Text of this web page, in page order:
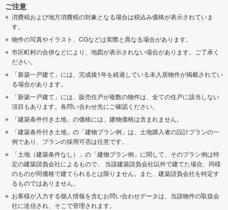
ご注意
消費税および地方消費税の対象となる場合は税込み価格が表示されていま
す。
物件の写真やイラスト、CGなどは実際と異なる場合があります。
市区町村の合併などにより、地図が表示されない場合があります。ご了承く
ださい。
「新築一戸建て」には、完成後1年を経過している未入居物件が掲載されてい
る場合があります。
「新築一戸建て」には、販売住戸が複数の物件は、全ての住戸に該当しない
項目もあります。各問い合わせ先にご確認ください。
「建築条件付き土地」の価格には、建物価格は含まれません。
「建築条件付き土地」の「建物プラン例」は、土地購入者の設計プランの一
例であり、プランの採用可否は任意です。
「土地（建築条件なし）」の「建物プラン例」に関して、そのプラン例は特
定の建築請負会社によるもので、 当該建築請負会社以外で建てた場合、同様
のものが同価格で建てられるとは限りません。また、建築請負会社を特定す
るものではありません。
お客様が入力する個人情報を含むお問い合わせデータは、当該物件の取扱会
社に送信され、そこで管理されます。